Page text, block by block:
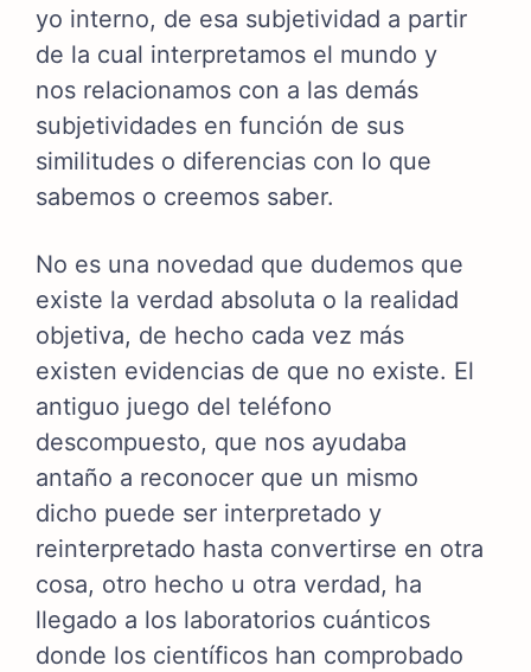
yo interno, de esa subjetividad a partir
de la cual interpretamos el mundo y
nos relacionamos con a las demás
subjetividades en función de sus
similitudes o diferencias con lo que
sabemos o creemos saber.
No es una novedad que dudemos que
existe la verdad absoluta o la realidad
objetiva, de hecho cada vez más
existen evidencias de que no existe. El
antiguo juego del teléfono
descompuesto, que nos ayudaba
antaño a reconocer que un mismo
dicho puede ser interpretado y
reinterpretado hasta convertirse en otra
cosa, otro hecho u otra verdad, ha
llegado a los laboratorios cuánticos
donde los científicos han comprobado